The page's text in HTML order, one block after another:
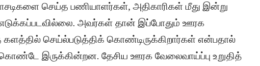
செய்த பணியாளர்கள், அதிகாரிகள் மீது இன்று
அவர்கள் தான் இப்போதும் ஊரக
களத்தில் செய்ல்படுத்திக் கொண்டிருக்கிறார்கள் என்பதால்
இருக்கின்றன. தேசிய ஊரக வேலைவாய்ப்பு உறுதித்